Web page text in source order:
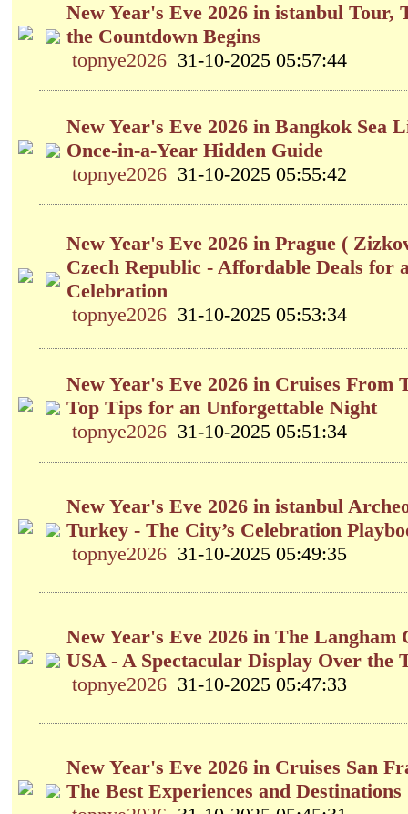
New Year's Eve 2026 in istanbul Tour,
the Countdown Begins
topnye2026 31-10-2025 05:57:44
New Year's Eve 2026 in Bangkok Sea
Once-in-a-Year Hidden Guide
topnye2026 31-10-2025 05:55:42
New Year's Eve 2026 in Prague (
Czech Republic - Affordable Deals for
Celebration
topnye2026 31-10-2025 05:53:34
New Year's Eve 2026 in Cruises From
Top Tips for an Unforgettable Night
topnye2026 31-10-2025 05:51:34
New Year's Eve 2026 in istanbul
Turkey - The City’s Celebration
topnye2026 31-10-2025 05:49:35
New Year's Eve 2026 in The
USA - A Spectacular Display Over the
topnye2026 31-10-2025 05:47:33
New Year's Eve 2026 in Cruises San
The Best Experiences and Destinations